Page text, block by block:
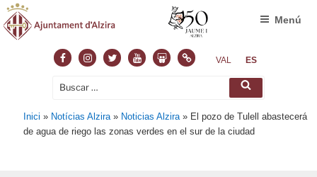
FacebookInstagram
TwitterYoutubeSlideshare
NormasVAL ES
Buscar
Buscar
Menú
Inici » Notícias Alzira » Noticias Alzira » El pozo de Tulell abastecerá
de agua de riego las zonas verdes en el sur de la ciudad